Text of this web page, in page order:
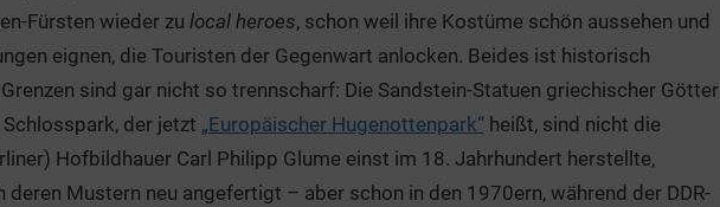
Fürsten wieder zu local heroes, schon weil ihre Kostüme schön aussehen und
eignen, die Touristen der Gegenwart anlocken. Beides ist historisch
sind gar nicht so trennscharf: Die Sandstein-Statuen griechischer Götter
der jetzt „Europäischer Hugenottenpark“heißt, sind nicht die
Hofbildhauer Carl Philipp Glume einst im 18. Jahrhundert herstellte,
deren Mustern neu angefertigt – aber schon in den 1970ern, während der DDR-